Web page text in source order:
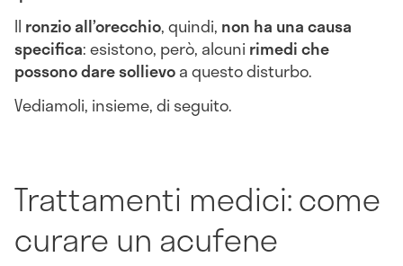
Il ronzio all’orecchio, quindi, non ha una causa
specifica: esistono, però, alcuni rimedi che
possono dare sollievoa questo disturbo.
Vediamoli, insieme, di seguito.
Trattamenti medici: come
curare un acufene